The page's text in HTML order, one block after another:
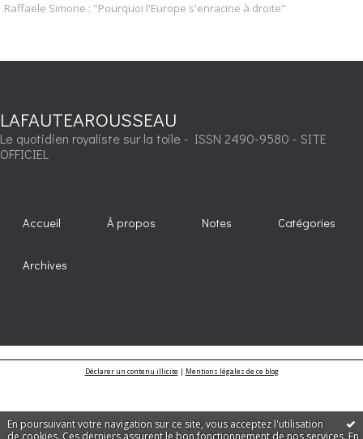
En poursuivant votre navigation sur ce site, vous acceptez l'utilisation
de cookies. Ces derniers assurent le bon fonctionnement de nos services. En
Raffaele Simone : "Pourquoi l'Europe s'enracine à droite"
LAFAUTEAROUSSEAU
Le quotidien royaliste sur la toile - ISSN 2490-9580 - SITE
OFFICIEL
Accueil À propos Notes Catégories
Archives
Déclarer un contenu illicite| Mentions légales de ce blog